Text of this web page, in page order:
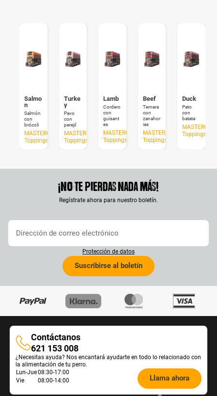
Salmo
n
Salmón
con
brócoli
MASTERCRAFT
Toppings
Turke
y
Pavo
con
perejil
MASTERCRAFT
Toppings
Lamb
Cordero
con
guisant
es
MASTERCRAFT
Toppings
Beef
Ternera
con
zanahor
ias
MASTERCRAFT
Toppings
Duck
Pato
con
batata
Toppings
¡No te pierdas nada más!
Regístrate ahora para nuestro boletín.
Protección de datos
Suscribirse al boletín
Contáctanos
Contáctanos
621 153 008
¿Necesitas ayuda? Nos encantará ayudarte en todo lo relacionado con
la alimentación de tu perro.
Öffnungszeiten
Futterberatung:
Lun-Jue08:30-17:00
Vie
08:00-14:00 Llama ahora